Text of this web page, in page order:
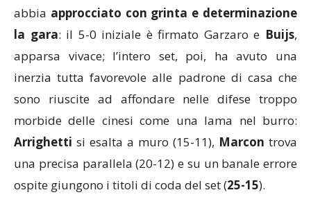
abbia approcciato con grinta e determinazione
la gara: il 5-0 iniziale è firmato Garzaro e Buijs,
apparsa vivace; l’intero set, poi, ha avuto una
inerzia tutta favorevole alle padrone di casa che
sono riuscite ad affondare nelle difese troppo
morbide delle cinesi come una lama nel burro:
Arrighetti si esalta a muro (15-11), Marcon trova
una precisa parallela (20-12) e su un banale errore
ospite giungono i titoli di coda del set (25-15).